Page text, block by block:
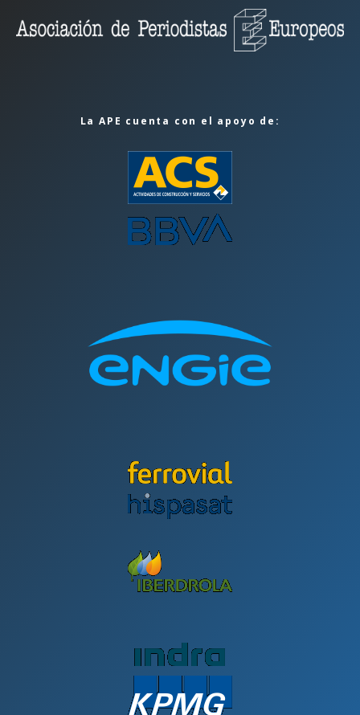
La APE cuenta con el apoyo de: